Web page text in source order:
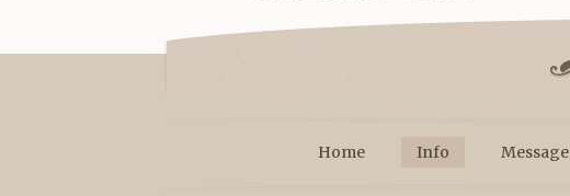
Home Info Message